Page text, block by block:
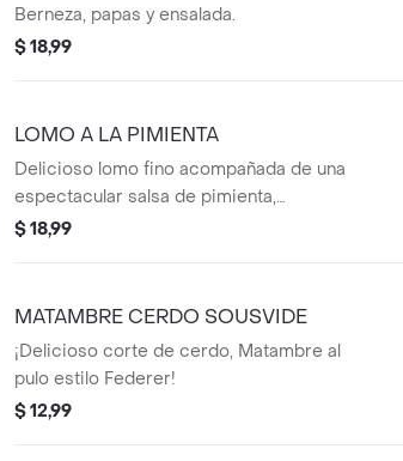
Berneza, papas y ensalada.
$ 18,99
LOMO A LA PIMIENTA
Delicioso lomo fino acompañada de una
espectacular salsa de pimienta,
acompañado de papas fritas o cocinadas
$ 18,99
MATAMBRE CERDO SOUSVIDE
¡Delicioso corte de cerdo, Matambre al
pulo estilo Federer!
$ 12,99